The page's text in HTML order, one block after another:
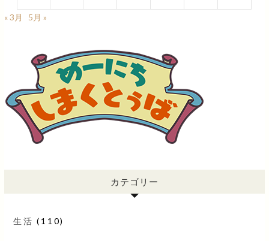
« 3月
5月 »
カテゴリー
生活 (110)